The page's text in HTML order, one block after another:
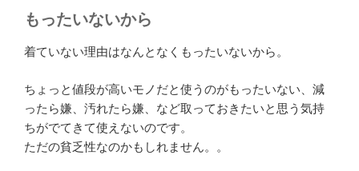
もったいないから
着ていない理由はなんとなくもったいないから。
ちょっと値段が高いモノだと使うのがもったいない、減
ったら嫌、汚れたら嫌、など取っておきたいと思う気持
ちがでてきて使えないのです。
ただの貧乏性なのかもしれません。。